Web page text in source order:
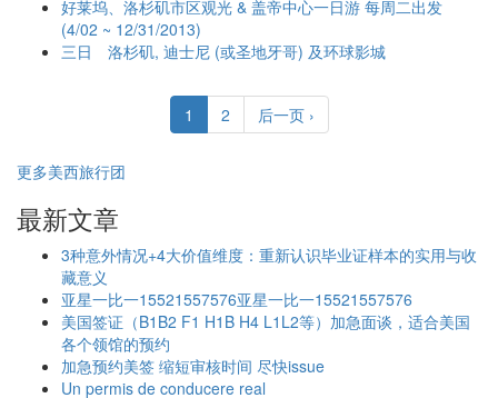
好莱坞、洛杉矶市区观光 & 盖帝中心一日游 每周二出发
(4/02 ~ 12/31/2013)
三日 洛杉矶, 迪士尼 (或圣地牙哥) 及环球影城
1 2 后一页 ›
更多美西旅行团
最新文章
3种意外情况+4大价值维度：重新认识毕业证样本的实用与收
藏意义
亚星一比一15521557576亚星一比一15521557576
美国签证（B1B2 F1 H1B H4 L1L2等）加急面谈，适合美国
各个领馆的预约
加急预约美签 缩短审核时间 尽快issue
Un permis de conducere real